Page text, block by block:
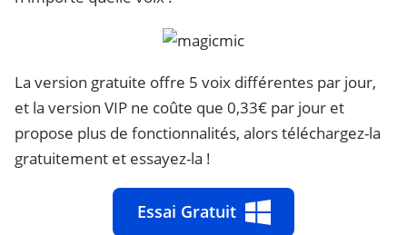
La version gratuite offre 5 voix différentes par jour,
et la version VIP ne coûte que 0,33€ par jour et
propose plus de fonctionnalités, alors téléchargez-la
gratuitement et essayez-la !
Essai Gratuit